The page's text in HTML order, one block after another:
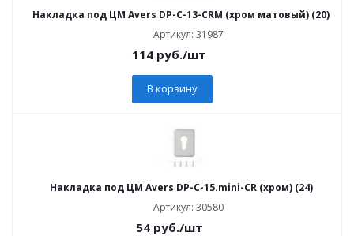
Накладка под ЦМ Avers DP-C-13-CRM (хром матовый) (20)
Артикул: 31987
114 руб./шт
В корзину
Накладка под ЦМ Avers DP-C-15.mini-CR (хром) (24)
Артикул: 30580
54руб./шт